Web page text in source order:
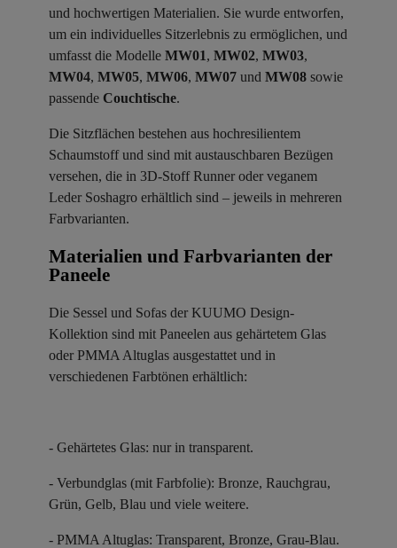
und hochwertigen Materialien. Sie wurde entworfen,
um ein individuelles Sitzerlebnis zu ermöglichen, und
umfasst die Modelle MW01, MW02, MW03,
MW04, MW05, MW06, MW07 und MW08 sowie
passende Couchtische.
Die Sitzflächen bestehen aus hochresilientem
Schaumstoff und sind mit austauschbaren Bezügen
versehen, die in 3D-Stoff Runner oder veganem
Leder Soshagro erhältlich sind – jeweils in mehreren
Farbvarianten.
Materialien und Farbvarianten der
Paneele ​
Die Sessel und Sofas der KUUMO Design-
Kollektion sind mit Paneelen aus gehärtetem Glas
oder PMMA Altuglas ausgestattet und in
verschiedenen Farbtönen erhältlich:
- Gehärtetes Glas: nur in transparent.
- Verbundglas (mit Farbfolie): Bronze, Rauchgrau,
Grün, Gelb, Blau und viele weitere.
- PMMA Altuglas: Transparent, Bronze, Grau-Blau.